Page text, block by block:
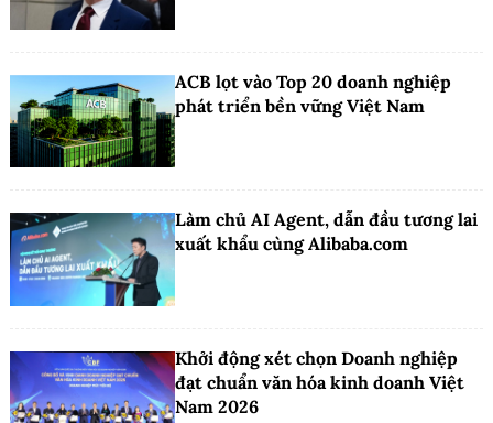
ACB lọt vào Top 20 doanh nghiệp
phát triển bền vững Việt Nam
Làm chủ AI Agent, dẫn đầu tương lai
xuất khẩu cùng Alibaba.com
Khởi động xét chọn Doanh nghiệp
đạt chuẩn văn hóa kinh doanh Việt
Nam 2026